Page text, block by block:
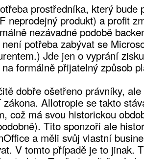
prostředníka, který bude
neprodejný produkt) a profit
nezávadné podobě
potřeba zabývat se
Jde jen o vyprání
formálně přijatelný způsob
dobře ošetřeno právníky,
zákona. Allotropie se takto
což má svou historickou
Tito sponzoři ale
a měli svůj vlastní
V tomto případě je to jinak.